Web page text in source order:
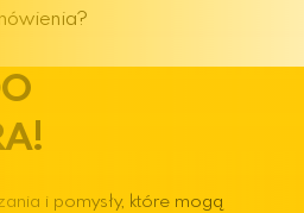
i pomysły, które mogą